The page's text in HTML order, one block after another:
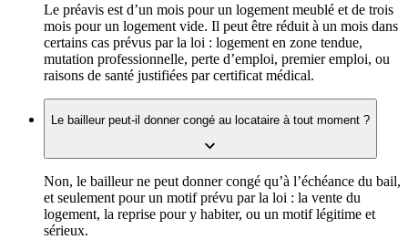
Le préavis est d’un mois pour un logement meublé et de trois
mois pour un logement vide. Il peut être réduit à un mois dans
certains cas prévus par la loi : logement en zone tendue,
mutation professionnelle, perte d’emploi, premier emploi, ou
raisons de santé justifiées par certificat médical.
Le bailleur peut-il donner congé au locataire à tout moment ?
Non, le bailleur ne peut donner congé qu’à l’échéance du bail,
et seulement pour un motif prévu par la loi : la vente du
logement, la reprise pour y habiter, ou un motif légitime et
sérieux.